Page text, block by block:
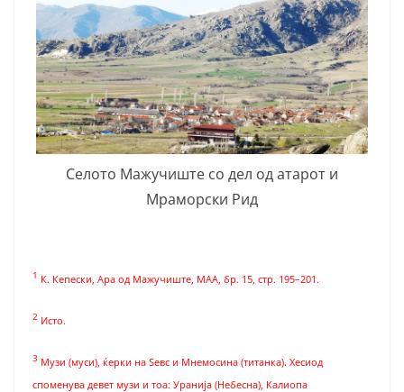
Селото Мажучиште со дел од атарот и
Мраморски Рид
1 К. Кепески, Ара од Мажучиште, МАА, бр. 15, стр. 195–201.
2 Исто.
3 Музи (муси), ќерки на Ѕевс и Мнемосина (титанка). Хесиод
споменува девет музи и тоа: Уранија (Небесна), Калиопа